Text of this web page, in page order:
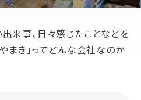
他お盆用品
来事、日々感じたことなどを
まき」ってどんな会社なのか